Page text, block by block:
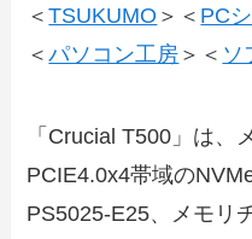
＜TSUKUMO ＞＜ PC
＜パソコン工房 ＞＜ ソ
「Crucial T500」は、
PCIE4.0x4帯域の
PS5025-E25、メモリ